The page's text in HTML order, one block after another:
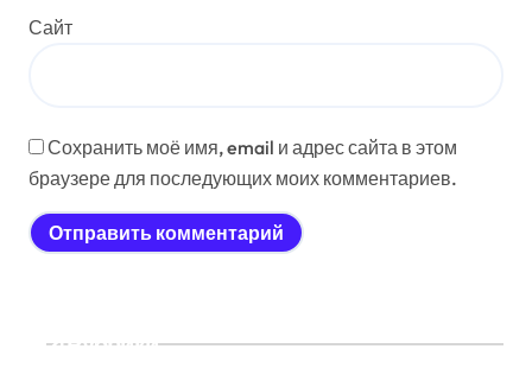
Сайт
Сохранить моё имя, email и адрес сайта в этом
браузере для последующих моих комментариев.
Рубрики